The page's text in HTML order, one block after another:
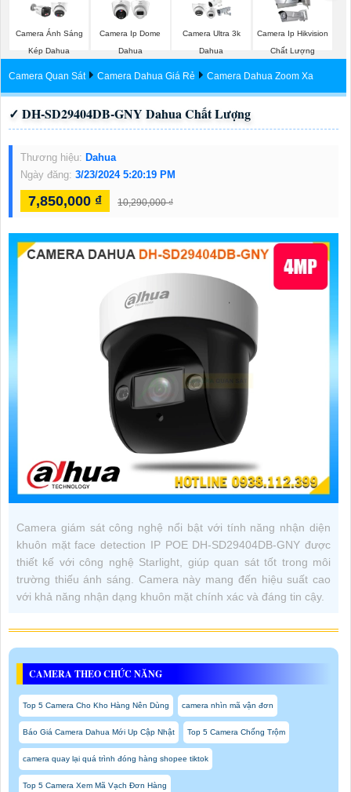
Camera Ánh Sáng
Kép Dahua
Camera Ip Dome
Dahua
Camera Ultra 3k
Dahua
Camera Ip Hikvision
Chất Lượng
Camera Quan Sát Camera Dahua Giá Rẻ Camera Dahua Zoom Xa
✓ DH-SD29404DB-GNY Dahua Chất Lượng
Thương hiệu: Dahua
Ngày đăng: 3/23/2024 5:20:19 PM
7,850,000 ₫ 10,290,000 ₫
Camera giám sát công nghệ nổi bật với tính năng nhận diện
khuôn mặt face detection IP POE DH-SD29404DB-GNY được
thiết kế với công nghệ Starlight, giúp quan sát tốt trong môi
trường thiếu ánh sáng. Camera này mang đến hiệu suất cao
với khả năng nhận dạng khuôn mặt chính xác và đáng tin cậy.
CAMERA THEO CHỨC NĂNG
Top 5 Camera Cho Kho Hàng Nên Dùng camera nhìn mã vận đơn
Báo Giá Camera Dahua Mới Up Cập Nhật Top 5 Camera Chống Trộm
camera quay lại quá trình đóng hàng shopee tiktok
Top 5 Camera Xem Mã Vạch Đơn Hàng